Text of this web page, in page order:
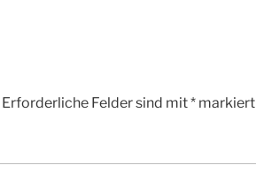
Erforderliche Felder sind mit* markiert